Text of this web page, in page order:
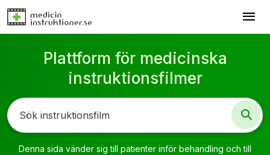
menu
Plattform för medicinska
instruktionsfilmer
Denna sida vänder sig till patienter inför behandling och till